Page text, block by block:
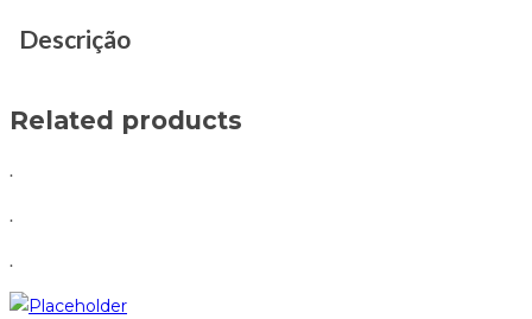
Descrição
Related products
.
.
.